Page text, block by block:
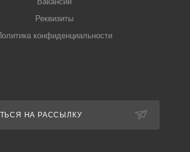
Реквизиты
конфиденциальности
НА РАССЫЛКУ